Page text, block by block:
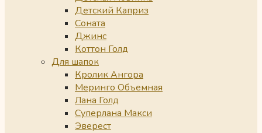
Детский Каприз
Соната
Джинс
Коттон Голд
Для шапок
Кролик Ангора
Меринго Объемная
Лана Голд
Суперлана Макси
Эверест